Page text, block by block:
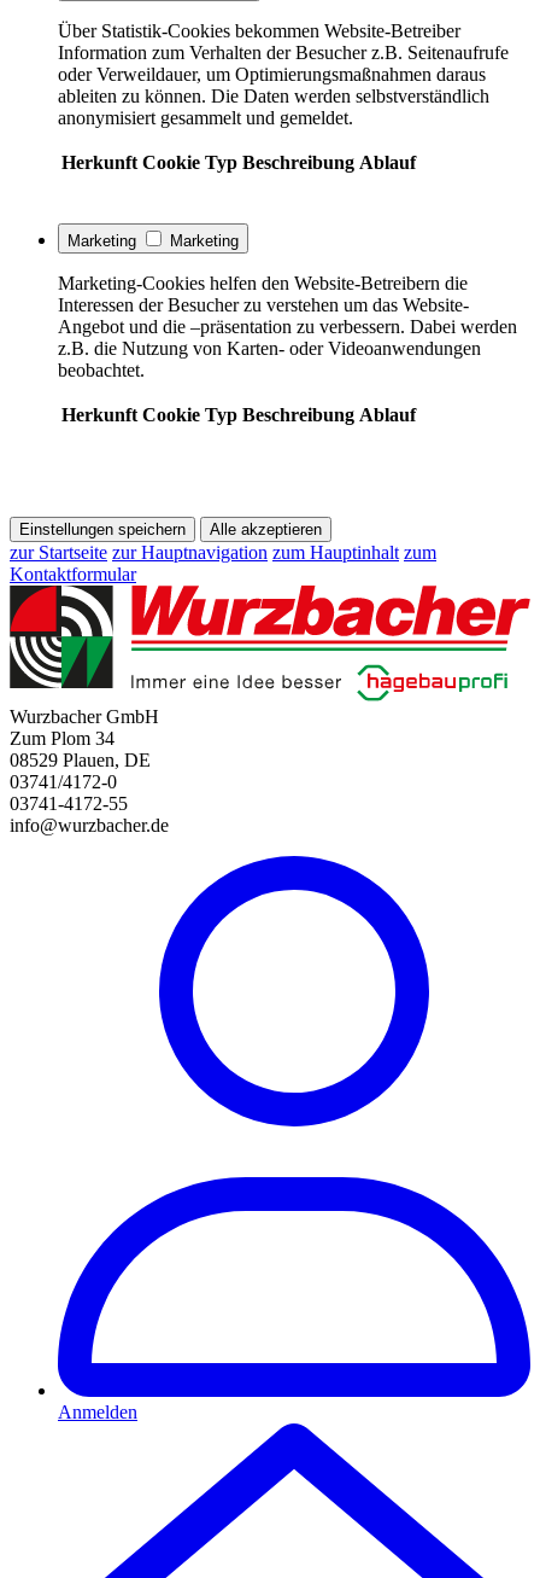
Über Statistik-Cookies bekommen Website-Betreiber
Information zum Verhalten der Besucher z.B. Seitenaufrufe
oder Verweildauer, um Optimierungsmaßnahmen daraus
ableiten zu können. Die Daten werden selbstverständlich
anonymisiert gesammelt und gemeldet.
Herkunft Cookie Typ Beschreibung Ablauf
Marketing Marketing
Marketing-Cookies helfen den Website-Betreibern die
Interessen der Besucher zu verstehen um das Website-
Angebot und die –präsentation zu verbessern. Dabei werden
z.B. die Nutzung von Karten- oder Videoanwendungen
beobachtet.
Herkunft Cookie Typ Beschreibung Ablauf
Einstellungen speichern Alle akzeptieren
zur Startseite zur Hauptnavigation zum Hauptinhalt zum
Kontaktformular
Wurzbacher GmbH
Zum Plom 34
08529 Plauen, DE
03741/4172-0
03741-4172-55
info@wurzbacher.de
Anmelden